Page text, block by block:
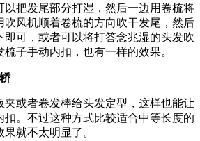
以把发尾部分打湿，然后一边用卷梳将
吹风机顺着卷梳的方向吹干发尾，然后
即可，或者可以将打答念兆湿的头发吹
子手动内扣，也有一样的效果。
夹或者卷发棒给头发定型，这样也能让
扣。不过这种方式比较适合中等长度的
就不太明显了。